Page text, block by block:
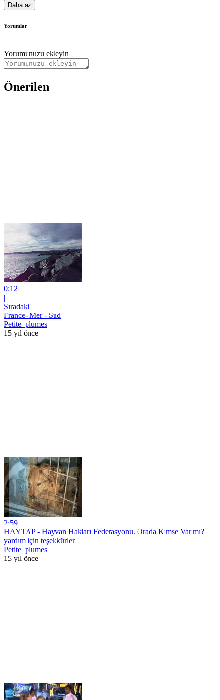
Daha az
Yorumlar
Yorumunuzu ekleyin
Önerilen
0:12
|
Sıradaki
France- Mer - Sud
Petite_plumes
15 yıl önce
2:59
HAYTAP - Hayvan Hakları Federasyonu. Orada Kimse Var mı?
yardım için teşekkürler
Petite_plumes
15 yıl önce